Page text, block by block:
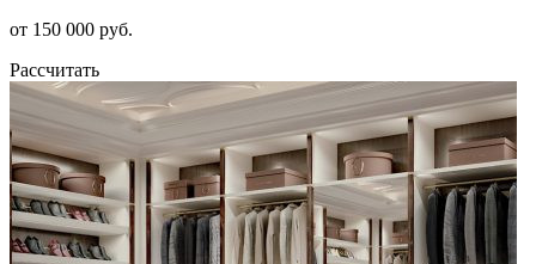
от 150 000 руб.
Рассчитать